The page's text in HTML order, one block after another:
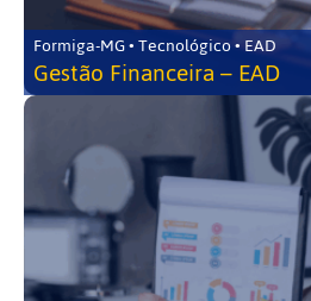
Formiga-MG • Tecnológico • EAD
Gestão Financeira – EAD